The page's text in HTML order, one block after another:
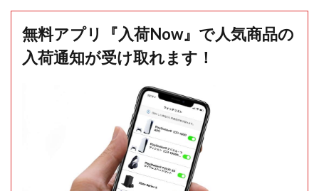
無料アプリ『入荷Now』で人気商品の
入荷通知が受け取れます！